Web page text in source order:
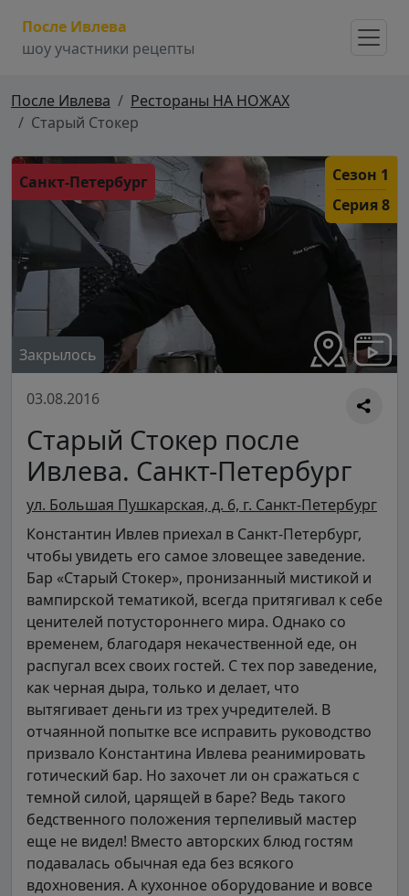
После Ивлева
шоу участники рецепты
После Ивлева
Рестораны НА НОЖАХ
Старый Стокер
Санкт-Петербург
Сезон 1
Серия 8
Закрылось
03.08.2016
Старый Стокер после
Ивлева. Санкт-Петербург
ул. Большая Пушкарская, д. 6, г. Санкт-Петербург
Константин Ивлев приехал в Санкт-Петербург,
чтобы увидеть его самое зловещее заведение.
Бар «Старый Стокер», пронизанный мистикой и
вампирской тематикой, всегда притягивал к себе
ценителей потустороннего мира. Однако со
временем, благодаря некачественной еде, он
распугал всех своих гостей. С тех пор заведение,
как черная дыра, только и делает, что
вытягивает деньги из трех учредителей. В
отчаянной попытке все исправить руководство
призвало Константина Ивлева реанимировать
готический бар. Но захочет ли он сражаться с
темной силой, царящей в баре? Ведь такого
бедственного положения терпеливый мастер
еще не видел! Вместо авторских блюд гостям
подавалась обычная еда без всякого
вдохновения. А кухонное оборудование и вовсе